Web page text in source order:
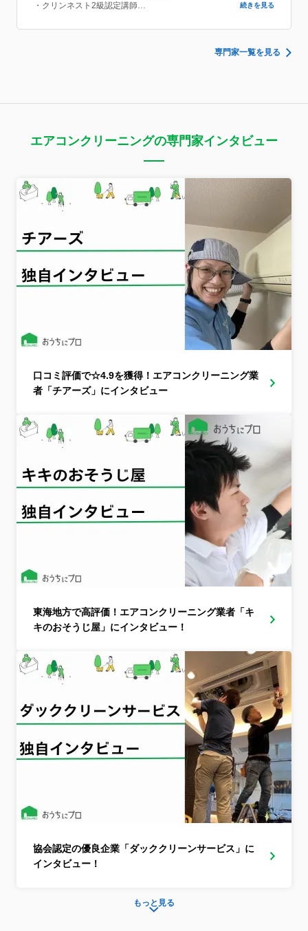
・クリンネスト2級認定講師
・親・子の片づけマスターインストラクター
続きを見る
専門家一覧を見る
エアコンクリーニングの専門家インタビュー
口コミ評価で☆4.9を獲得！エアコンクリーニング業
者「チアーズ」にインタビュー
東海地方で高評価！エアコンクリーニング業者「キ
キのおそうじ屋」にインタビュー！
協会認定の優良企業「ダッククリーンサービス」に
インタビュー！
もっと見る